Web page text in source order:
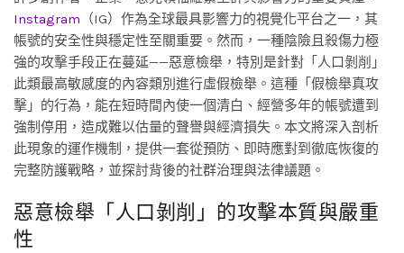
Instagram （IG）作為全球最具影響力的視覺化平台之一，其
帳號的安全性與穩定性至關重要。然而，一種陰險且殺傷力極
強的攻擊手段正在蔓延——惡意檢舉，特別是針對「人口剝削」
此類最高敏感度的內容類別進行虛假檢舉。這種「假檢舉真攻
擊」的行為，能在短時間內使一個清白、經營多年的帳號遭到
強制停用，造成難以估量的聲譽與經濟損失。本文將深入剖析
此現象的運作機制，提供一套從預防、即時應對到徹底恢復的
完整防護戰略，並探討背後的社群治理與法律議題。
惡意檢舉「人口剝削」的攻擊本質與嚴重
性